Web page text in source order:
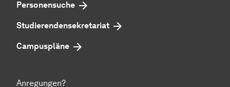
Personensuche
Studierendensekretariat
Campuspläne
Anregungen?